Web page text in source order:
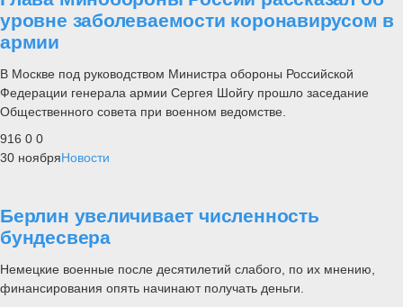
уровне заболеваемости коронавирусом в
армии
В Москве под руководством Министра обороны Российской
Федерации генерала армии Сергея Шойгу прошло заседание
Общественного совета при военном ведомстве.
916 0 0
30 ноябряНовости
Берлин увеличивает численность
бундесвера
Немецкие военные после десятилетий слабого, по их мнению,
финансирования опять начинают получать деньги.